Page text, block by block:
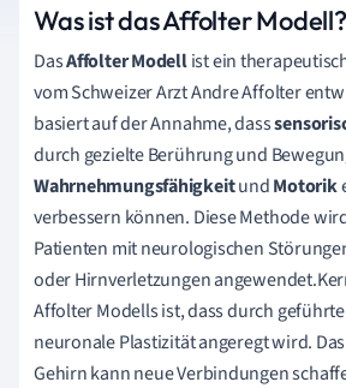
Was ist das Affolter Modell?
DasAffolter Modellist ein
vom Schweizer Arzt Andre Affolter
basiert auf der Annahme, dass
durch gezielte Berührung und
WahrnehmungsfähigkeitundMotorik
verbessern können. Diese Methode
Patienten mit neurologischen
oder Hirnverletzungen
Affolter Modells ist, dass durch
neuronale Plastizität angeregt wird.
Gehirn kann neue Verbindungen